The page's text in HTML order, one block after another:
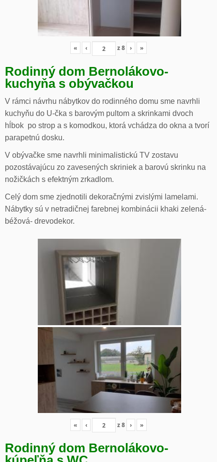
« ‹ z8 › »
Rodinný dom Bernolákovo-
kuchyňa s obývačkou
V rámci návrhu nábytkov do rodinného domu sme navrhli
kuchyňu do U-čka s barovým pultom a skrinkami dvoch
hĺbok po strop a s komodkou, ktorá vchádza do okna a tvorí
parapetnú dosku.
V obývačke sme navrhli minimalistickú TV zostavu
pozostávajúcu zo zavesených skriniek a barovú skrinku na
nožičkách s efektným zrkadlom.
Celý dom sme zjednotili dekoračnými zvislými lamelami.
Nábytky sú v netradičnej farebnej kombinácii khaki zelená-
béžová- drevodekor.
« ‹ z8 › »
Rodinný dom Bernolákovo-